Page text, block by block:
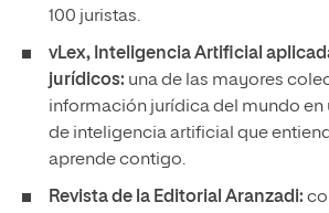
100 juristas.
vLex, Inteligencia Artificial
jurídicos: una de las mayores
información jurídica del mundo en
de inteligencia artificial que
aprende contigo.
Revista de la Editorial Aranzadi: